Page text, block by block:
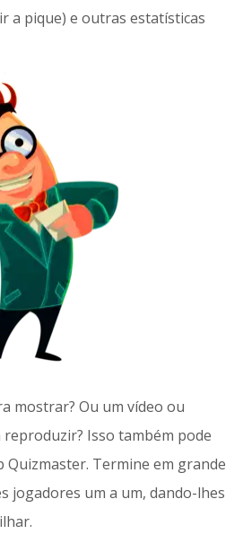
a pique) e outras estatísticas
mostrar? Ou um vídeo ou
Isso também pode
Quizmaster. Termine em grande
jogadores um a um, dando-lhes